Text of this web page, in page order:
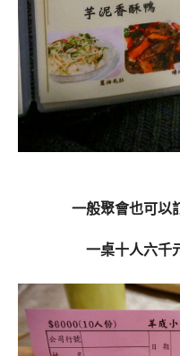
一般聚會也可以
一桌十人六千